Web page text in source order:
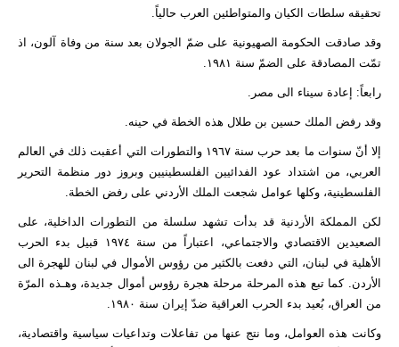
تحقيقه سلطات الكيان والمتواطئين العرب حالياً.
وقد صادقت الحكومة الصهيونية على ضمّ الجولان بعد سنة من وفاة آلون، اذ
تمّت المصادقة على الضمّ سنة ١٩٨١.
رابعاً: إعادة سيناء الى مصر.
وقد رفض الملك حسين بن طلال هذه الخطة في حينه.
إلا أنّ سنوات ما بعد حرب سنة ١٩٦٧ والتطورات التي أعقبت ذلك في العالم
العربي، من اشتداد عود الفدائيين الفلسطينيين وبروز دور منظمة التحرير
الفلسطينية، وكلها عوامل شجعت الملك الأردني على رفض الخطة.
لكن المملكة الأردنية قد بدأت تشهد سلسلة من التطورات الداخلية، على
الصعيدين الاقتصادي والاجتماعي، اعتباراً من سنة ١٩٧٤ قبيل بدء الحرب
الأهلية في لبنان، التي دفعت بالكثير من رؤوس الأموال في لبنان للهجرة الى
الأردن. كما تبع هذه المرحلة مرحلة هجرة رؤوس أموال جديدة، وهـذه المرّة
من العراق، بُعيد بدء الحرب العراقية ضدّ إيران سنة ١٩٨٠.
وكانت هذه العوامل، وما نتج عنها من تفاعلات وتداعيات سياسية واقتصادية،